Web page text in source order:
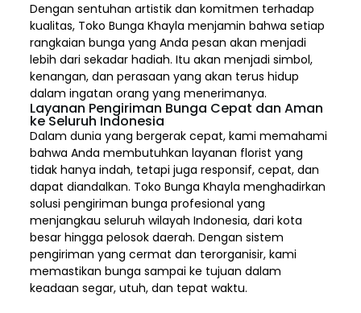
Dengan sentuhan artistik dan komitmen terhadap
kualitas, Toko Bunga Khayla menjamin bahwa setiap
rangkaian bunga yang Anda pesan akan menjadi
lebih dari sekadar hadiah. Itu akan menjadi simbol,
kenangan, dan perasaan yang akan terus hidup
dalam ingatan orang yang menerimanya.
Layanan Pengiriman Bunga Cepat dan Aman
ke Seluruh Indonesia
Dalam dunia yang bergerak cepat, kami memahami
bahwa Anda membutuhkan layanan florist yang
tidak hanya indah, tetapi juga responsif, cepat, dan
dapat diandalkan. Toko Bunga Khayla menghadirkan
solusi pengiriman bunga profesional yang
menjangkau seluruh wilayah Indonesia,dari kota
besar hingga pelosok daerah. Dengan sistem
pengiriman yang cermat dan terorganisir, kami
memastikan bunga sampai ke tujuan dalam
keadaan segar, utuh, dan tepat waktu.